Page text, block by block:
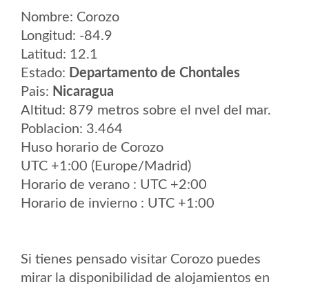
Nombre: Corozo
Longitud: -84.9
Latitud: 12.1
Estado: Departamento de Chontales
Pais: Nicaragua
Altitud: 879 metros sobre el nvel del mar.
Poblacion: 3.464
Huso horario de Corozo
UTC +1:00 (Europe/Madrid)
Horario de verano : UTC +2:00
Horario de invierno : UTC +1:00
Si tienes pensado visitar Corozo puedes
mirar la disponibilidad de alojamientos en